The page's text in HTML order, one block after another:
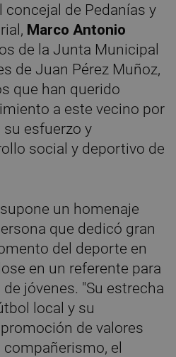
de Pedanías y
Marco Antonio
de la Junta Municipal
de Juan Pérez Muñoz,
que han querido
a este vecino por
esfuerzo y
social y deportivo de
un homenaje
que dedicó gran
del deporte en
en un referente para
jóvenes. "Su estrecha
local y su
de valores
el